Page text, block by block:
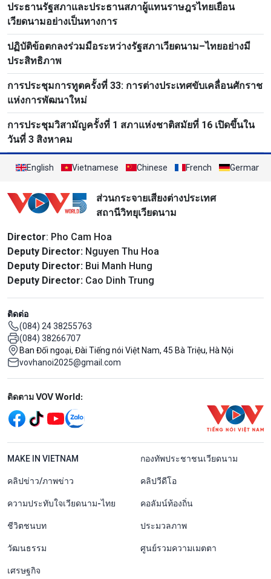
ประธานรัฐสภาและประธานสภาผู้แทนราษฎรไทยเยือน
เวียดนามอย่างเป็นทางการ
ปฏิบัติข้อตกลงร่วมมือระหว่างรัฐสภาเวียดนาม–ไทยอย่างมี
ประสิทธิภาพ
การประชุมการทูตครั้งที่ 33: การต่างประเทศขับเคลื่อนศักราช
แห่งการพัฒนาใหม่
การประชุมวิสามัญครั้งที่ 1 สภาแห่งชาติสมัยที่ 16 เปิดขึ้นใน
วันที่ 3 สิงหาคม
English Vietnamese Chinese French German
ส่วนกระจายเสียงต่างประเทศ
สถานีวิทยุเวียดนาม
Director: Pho Cam Hoa
Deputy Director: Nguyen Thu Hoa
Deputy Director: Bui Manh Hung
Deputy Director: Cao Dinh Trung
ติดต่อ
(084) 24 38255763
(084) 38266707
Ban Đối ngoại, Đài Tiếng nói Việt Nam, 45 Bà Triệu, Hà Nội
vovhanoi2025@gmail.com
Mạng xã hội
ติดตาม VOV World:
menu footer tiếng Thái
MAKE IN VIETNAM กองทัพประชาชนเวียดนาม
คลิปข่าว/ภาพข่าว คลิปวีดีโอ
ความประทับใจเวียดนาม-ไทย คอลัมน์ท้องถิ่น
ชีวิตชนบท ประมวลภาพ
วัฒนธรรม ศูนย์รวมความเมตตา
เศรษฐกิจ